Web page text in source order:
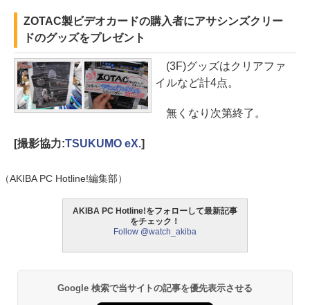
ZOTAC製ビデオカードの購入者にアサシンズクリー
ドのグッズをプレゼント
(3F)グッズはクリアファ
イルなど計4点。
無くなり次第終了。
[撮影協力:TSUKUMO eX.]
（AKIBA PC Hotline!編集部）
AKIBA PC Hotline!をフォローして最新記事
をチェック！
Follow @watch_akiba
Google 検索で当サイトの記事を優先表示させる